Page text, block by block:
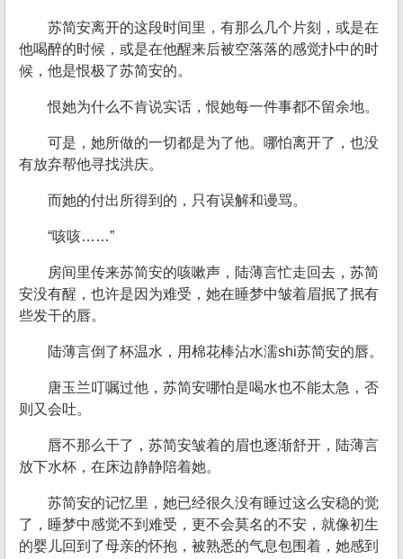
苏简安离开的这段时间里，有那么几个片刻，或是在
他喝醉的时候，或是在他醒来后被空落落的感觉扑中的时
候，他是恨极了苏简安的。
恨她为什么不肯说实话，恨她每一件事都不留余地。
可是，她所做的一切都是为了他。哪怕离开了，也没
有放弃帮他寻找洪庆。
而她的付出所得到的，只有误解和谩骂。
“咳咳……”
房间里传来苏简安的咳嗽声，陆薄言忙走回去，苏简
安没有醒，也许是因为难受，她在睡梦中皱着眉抿了抿有
些发干的唇。
陆薄言倒了杯温水，用棉花棒沾水濡shi苏简安的唇。
唐玉兰叮嘱过他，苏简安哪怕是喝水也不能太急，否
则又会吐。
唇不那么干了，苏简安皱着的眉也逐渐舒开，陆薄言
放下水杯，在床边静静陪着她。
苏简安的记忆里，她已经很久没有睡过这么安稳的觉
了，睡梦中感觉不到难受，更不会莫名的不安，就像初生
的婴儿回到了母亲的怀抱，被熟悉的气息包围着，她感到